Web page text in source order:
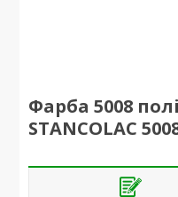
Фарба 5008
STANCOLAC